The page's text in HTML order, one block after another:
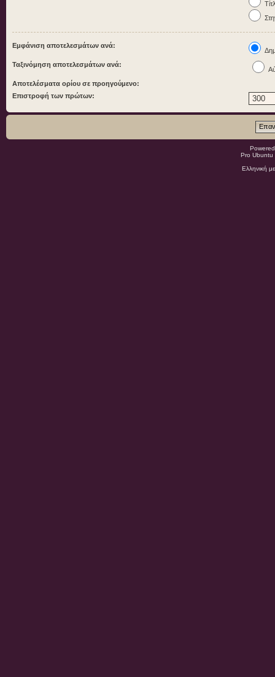
Εμφάνιση αποτελεσμάτων ανά:
Ταξινόμηση αποτελεσμάτων ανά:
Αποτελέσματα ορίου σε προηγούμενο:
Επιστροφή των πρώτων:
Pro
Ελληνική